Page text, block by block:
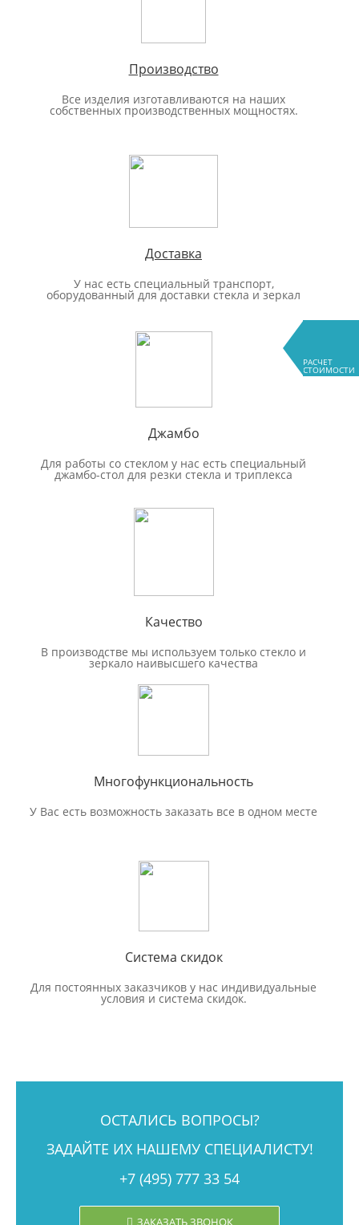
РАСЧЕТ
СТОИМОСТИ
Производство
Все изделия изготавливаются на наших
собственных производственных мощностях.
Доставка
У нас есть специальный транспорт,
оборудованный для доставки стекла и зеркал
Джамбо
Для работы со стеклом у нас есть специальный
джамбо-стол для резки стекла и триплекса
Качество
В производстве мы используем только стекло и
зеркало наивысшего качества
Многофункциональность
У Вас есть возможность заказать все в одном месте
Система скидок
Для постоянных заказчиков у нас индивидуальные
условия и система скидок.
ОСТАЛИСЬ ВОПРОСЫ?
ЗАДАЙТЕ ИХ НАШЕМУ СПЕЦИАЛИСТУ!
+7 (495) 777 33 54
ЗАКАЗАТЬ ЗВОНОК